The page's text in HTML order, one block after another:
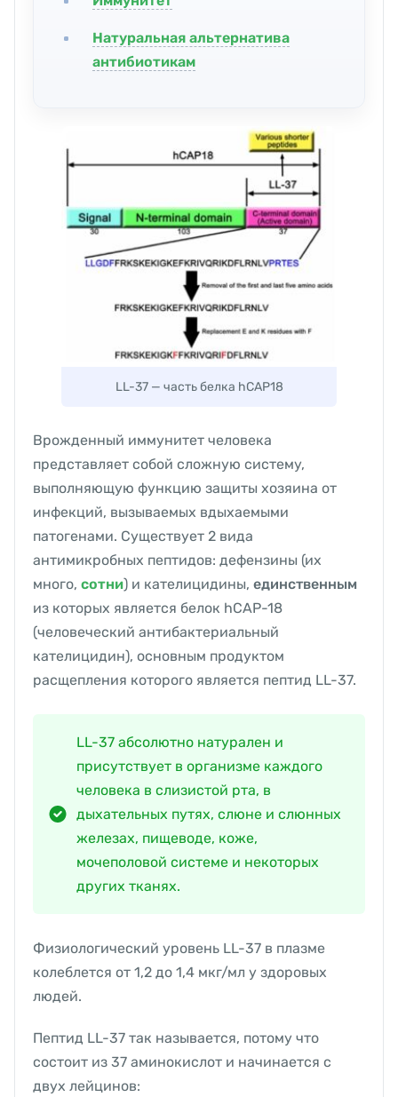
Натуральная альтернатива
антибиотикам
LL-37 — часть белка hCAP18
Врожденный иммунитет человека
представляет собой сложную систему,
выполняющую функцию защиты хозяина от
инфекций, вызываемых вдыхаемыми
патогенами. Существует 2 вида
антимикробных пептидов: дефензины (их
много, сотни) и кателицидины, единственным
из которых является белок hCAP-18
(человеческий антибактериальный
кателицидин), основным продуктом
расщепления которого является пептид LL-37.
LL-37 абсолютно натурален и
присутствует в организме каждого
человека в слизистой рта, в
дыхательных путях, слюне и слюнных
железах, пищеводе, коже,
мочеполовой системе и некоторых
других тканях.
Физиологический уровень LL-37 в плазме
колеблется от 1,2 до 1,4 мкг/мл у здоровых
людей.
Пептид LL-37 так называется, потому что
состоит из 37 аминокислот и начинается с
двух лейцинов: